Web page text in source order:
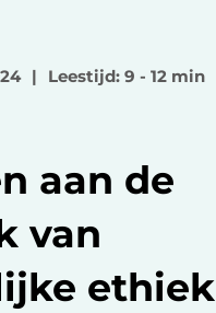
o
c
o
o
I
| Leestijd: 9 - 12 min
aan de
van
ethiek